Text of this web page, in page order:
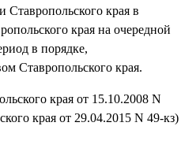
Ставропольского края в
края на очередной
в порядке,
Ставропольского края.
края от 15.10.2008 N
края от 29.04.2015 N 49-кз)